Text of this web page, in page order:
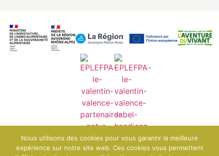
Nous utilisons des cookies pour vous garantir la meilleure
expérience sur notre site web. Ces cookies vous permettent